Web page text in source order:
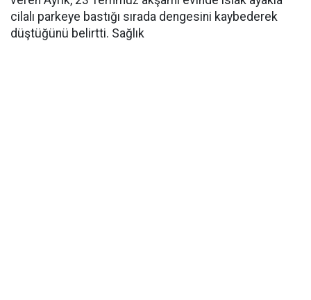
cilalı parkeye bastığı sırada dengesini kaybederek
düştüğünü belirtti. Sağlık